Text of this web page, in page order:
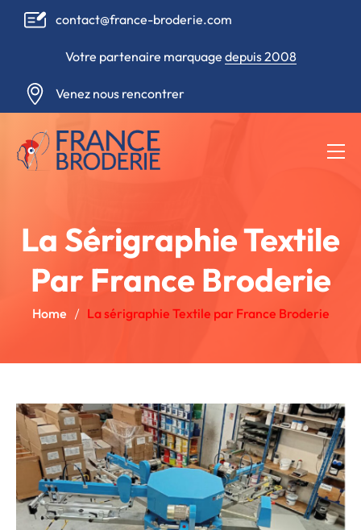
contact@france-broderie.com
Votre partenaire marquage depuis 2008
Venez nous rencontrer
La Sérigraphie Textile
Par France Broderie
Home La sérigraphie Textile par France Broderie